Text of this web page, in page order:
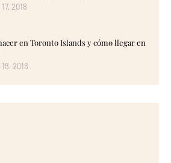
2018
en Toronto Islands y cómo llegar en
2018